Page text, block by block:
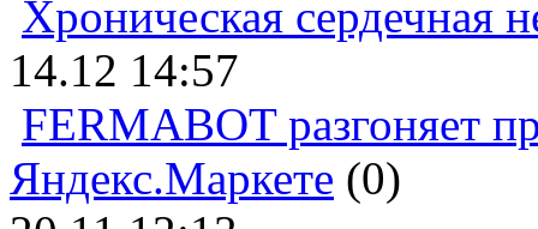
Хроническая сердечная
14.12 14:57
FERMABOT разгоняет
Яндекс.Маркете (0)